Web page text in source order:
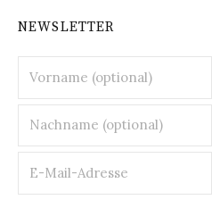
NEWSLETTER